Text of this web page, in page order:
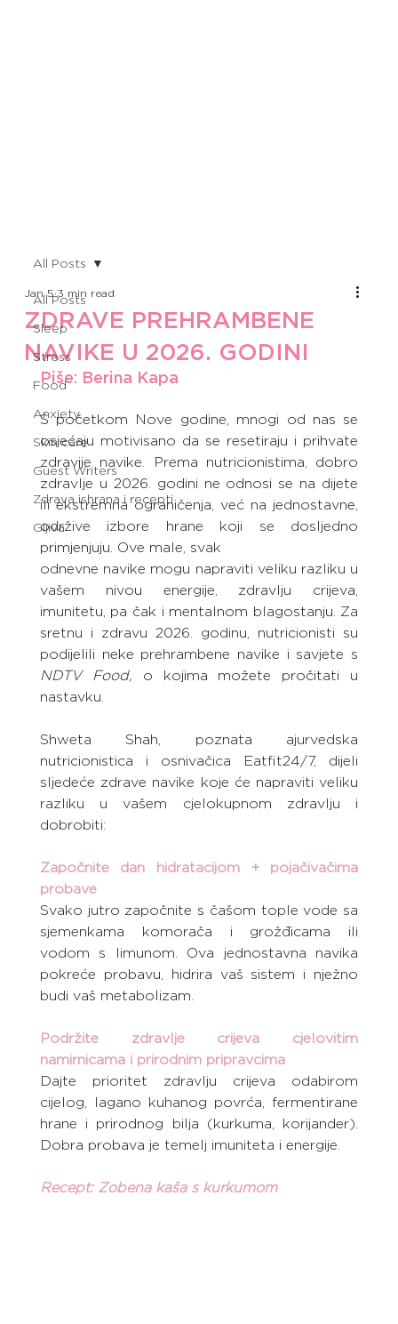
All Posts
Sleep
Stress
Food
Anxiety
Skin care
Guest Writers
Zdrava ishrana i recepti
Gljiva
All Posts
ZDRAVE PREHRAMBENE
NAVIKE U 2026. GODINI
Jan 5 3 min read
Piše: Berina Kapa
S početkom Nove godine, mnogi od nas se
osjećaju motivisano da se resetiraju i prihvate
zdravije navike. Prema nutricionistima, dobro
zdravlje u 2026. godini ne odnosi se na dijete
ili ekstremna ograničenja, već na jednostavne,
održive izbore hrane koji se dosljedno
primjenjuju. Ove male, svak
odnevne navike mogu napraviti veliku razliku u
vašem nivou energije, zdravlju crijeva,
imunitetu, pa čak i mentalnom blagostanju. Za
sretnu i zdravu 2026. godinu, nutricionisti su
NDTV Food, o kojima možete pročitati u
nastavku.
Shweta Shah, poznata ajurvedska
nutricionistica i osnivačica Eatfit24/7, dijeli
sljedeće zdrave navike koje će napraviti veliku
razliku u vašem cjelokupnom zdravlju i
dobrobiti:
Započnite dan hidratacijom + pojačivačima
probave
Svako jutro započnite s čašom tople vode sa
sjemenkama komorača i grožđicama ili
vodom s limunom. Ova jednostavna navika
pokreće probavu, hidrira vaš sistem i nježno
budi vaš metabolizam.
Podržite zdravlje crijeva cjelovitim
namirnicama i prirodnim pripravcima
Dajte prioritet zdravlju crijeva odabirom
cijelog, lagano kuhanog povrća, fermentirane
hrane i prirodnog bilja (kurkuma, korijander).
Dobra probava je temelj imuniteta i energije.
Recept: Zobena kaša s kurkumom